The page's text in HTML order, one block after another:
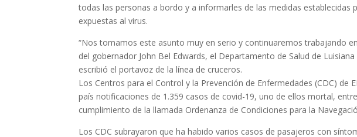
todas las personas a bordo y a informarles de las medidas establecidas
expuestas al virus.
“Nos tomamos este asunto muy en serio y continuaremos trabajando
del gobernador John Bel Edwards, el Departamento de Salud de
escribió el portavoz de la línea de cruceros.
Los Centros para el Control y la Prevención de Enfermedades (CDC) de
país notificaciones de 1.359 casos de covid-19, uno de ellos mortal,
cumplimiento de la llamada Ordenanza de Condiciones para la
Los CDC subrayaron que ha habido varios casos de pasajeros con